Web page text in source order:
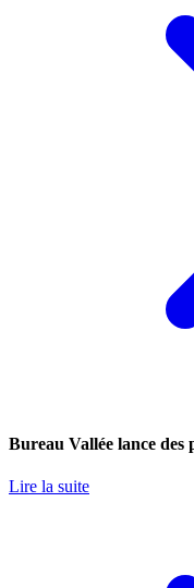
Bureau Vallée lance
Lire la suite